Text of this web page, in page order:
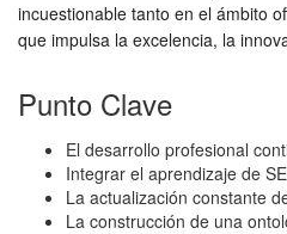
incuestionable tanto en el ámbito
que impulsa la excelencia, la
Punto Clave
El desarrollo profesional
Integrar el aprendizaje de
La actualización constante
La construcción de una